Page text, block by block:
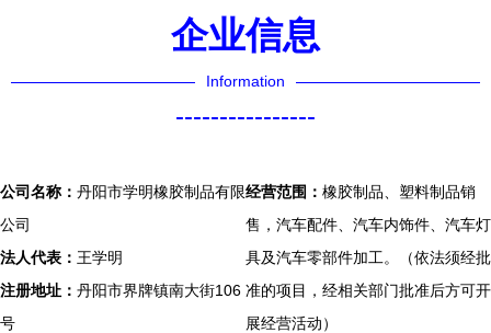
企业信息
Information
----------------
公司名称： 丹阳市学明橡胶制品有限
公司
法人代表： 王学明
注册地址： 丹阳市界牌镇南大街106
号
经营范围： 橡胶制品、塑料制品销
售，汽车配件、汽车内饰件、汽车灯
具及汽车零部件加工。（依法须经批
准的项目，经相关部门批准后方可开
展经营活动）